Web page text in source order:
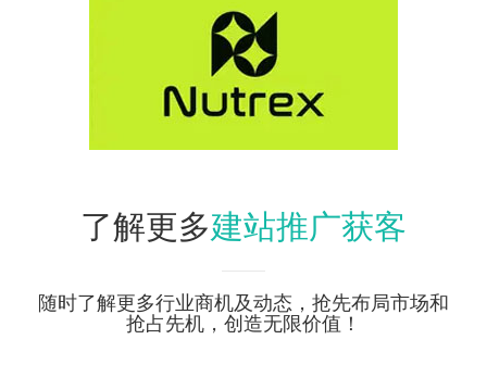
了解更多建站推广获客
随时了解更多行业商机及动态，抢先布局市场和
抢占先机，创造无限价值！